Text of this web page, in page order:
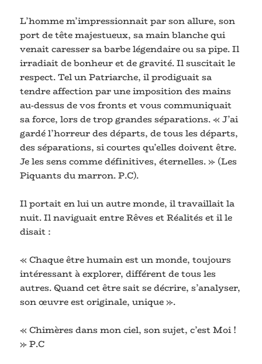
L’homme m’impressionnait par son allure, son
port de tête majestueux, sa main blanche qui
venait caresser sa barbe légendaire ou sa pipe. Il
irradiait de bonheur et de gravité. Il suscitait le
respect. Tel un Patriarche, il prodiguait sa
tendre affection par une imposition des mains
au-dessus de vos fronts et vous communiquait
sa force, lors de trop grandes séparations. « J’ai
gardé l’horreur des départs, de tous les départs,
des séparations, si courtes qu’elles doivent être.
Je les sens comme définitives, éternelles. » (Les
Piquants du marron. P.C).
Il portait en lui un autre monde, il travaillait la
nuit. Il naviguait entre Rêves et Réalités et il le
disait :
« Chaque être humain est un monde, toujours
intéressant à explorer, différent de tous les
autres. Quand cet être sait se décrire, s’analyser,
son œuvre est originale, unique ».
« Chimères dans mon ciel, son sujet, c’est Moi !
» P.C